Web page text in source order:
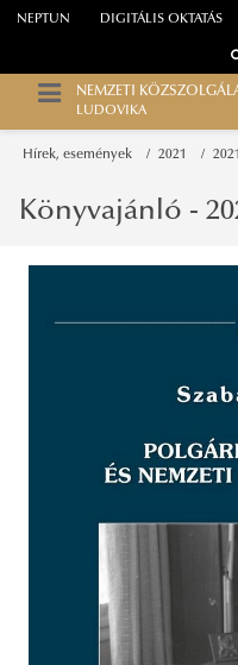
NEPTUN DIGITÁLIS OKTATÁS
NEMZETI
LUDOVIKA
Hírek, események 2021
Könyvajánló -